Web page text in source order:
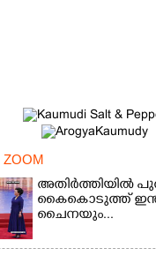
ZOOM
അതിർത്തിയിൽ
കൈകൊടുത്ത്
ചൈനയും...